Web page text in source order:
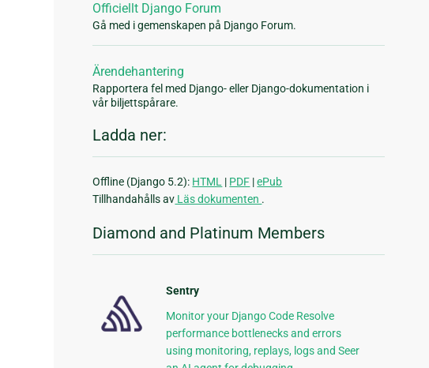
Officiellt Django Forum
Gå med i gemenskapen på Django Forum.
Ärendehantering
Rapportera fel med Django- eller Django-dokumentation i
vår biljettspårare.
Ladda ner:
Offline (Django 5.2): HTML | PDF |ePub
Tillhandahålls av Läs dokumenten .
Diamond and Platinum Members
Sentry
Monitor your Django Code Resolve
performance bottlenecks and errors
using monitoring, replays, logs and Seer